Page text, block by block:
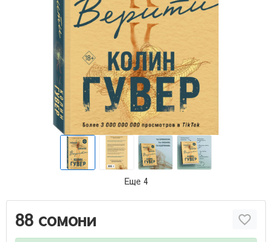
Еще 4
88 сомони